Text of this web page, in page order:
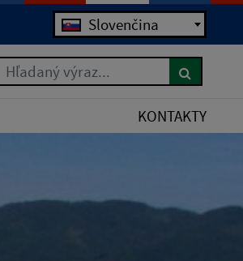
Jazyk Slovenčina
Hľadaný výraz...
KONTAKTY